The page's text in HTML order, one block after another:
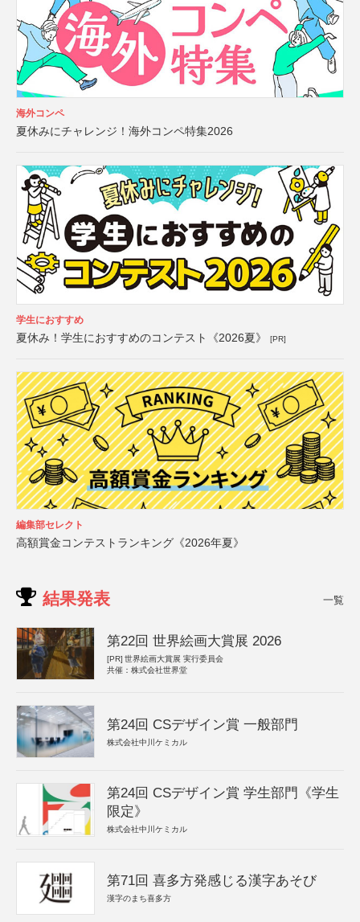
海外コンペ
夏休みにチャレンジ！海外コンペ特集2026
学生におすすめ
夏休み！学生におすすめのコンテスト《2026夏》 [PR]
編集部セレクト
高額賞金コンテストランキング《2026年夏》
結果発表 一覧
第22回 世界絵画大賞展 2026
[PR] 世界絵画大賞展 実行委員会
共催：株式会社世界堂
第24回 CSデザイン賞 一般部門
株式会社中川ケミカル
第24回 CSデザイン賞 学生部門《学生
限定》
株式会社中川ケミカル
第71回 喜多方発感じる漢字あそび
漢字のまち喜多方